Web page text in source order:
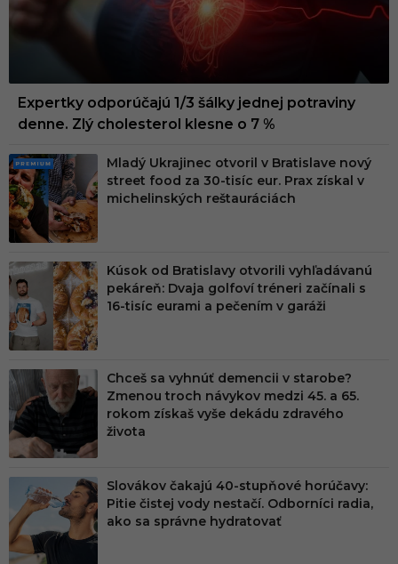
Expertky odporúčajú 1/3 šálky jednej potraviny
denne. Zlý cholesterol klesne o 7 %
PRE
MIU
M
Mladý Ukrajinec otvoril v Bratislave nový
street food za 30-tisíc eur. Prax získal v
michelinských reštauráciách
Kúsok od Bratislavy otvorili vyhľadávanú
pekáreň: Dvaja golfoví tréneri začínali s
16-tisíc eurami a pečením v garáži
Chceš sa vyhnúť demencii v starobe?
Zmenou troch návykov medzi 45. a 65.
rokom získaš vyše dekádu zdravého
života
Slovákov čakajú 40-stupňové horúčavy:
Pitie čistej vody nestačí. Odborníci radia,
ako sa správne hydratovať